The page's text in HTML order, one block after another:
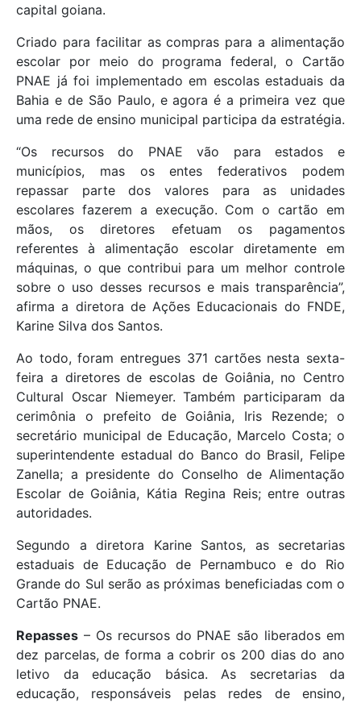
capital goiana.
Criado para facilitar as compras para a alimentação
escolar por meio do programa federal, o Cartão
PNAE já foi implementado em escolas estaduais da
Bahia e de São Paulo, e agora é a primeira vez que
uma rede de ensino municipal participa da estratégia.
“Os recursos do PNAE vão para estados e
municípios, mas os entes federativos podem
repassar parte dos valores para as unidades
escolares fazerem a execução. Com o cartão em
mãos, os diretores efetuam os pagamentos
referentes à alimentação escolar diretamente em
máquinas, o que contribui para um melhor controle
sobre o uso desses recursos e mais transparência”,
afirma a diretora de Ações Educacionais do FNDE,
Karine Silva dos Santos.
Ao todo, foram entregues 371 cartões nesta sexta-
feira a diretores de escolas de Goiânia, no Centro
Cultural Oscar Niemeyer. Também participaram da
cerimônia o prefeito de Goiânia, Iris Rezende; o
secretário municipal de Educação, Marcelo Costa; o
superintendente estadual do Banco do Brasil, Felipe
Zanella; a presidente do Conselho de Alimentação
Escolar de Goiânia, Kátia Regina Reis; entre outras
autoridades.
Segundo a diretora Karine Santos, as secretarias
estaduais de Educação de Pernambuco e do Rio
Grande do Sul serão as próximas beneficiadas com o
Cartão PNAE.
Repasses – Os recursos do PNAE são liberados em
dez parcelas, de forma a cobrir os 200 dias do ano
letivo da educação básica. As secretarias da
educação, responsáveis pelas redes de ensino,